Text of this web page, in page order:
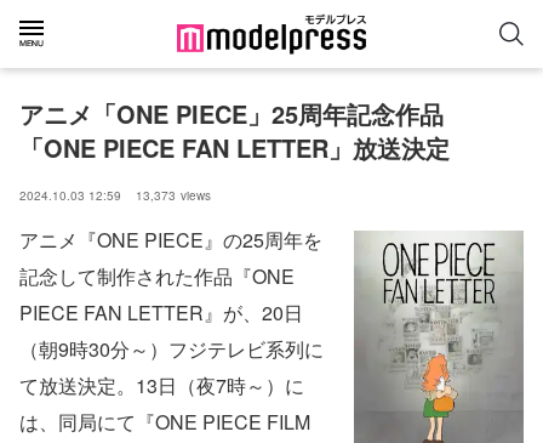
アニメ「ONE PIECE」25周年記念作品
「ONE PIECE FAN LETTER」放送決定
2024.10.03 12:59 13,373 views
アニメ『ONE PIECE』の25周年を
記念して制作された作品『ONE
PIECE FAN LETTER』が、20日
（朝9時30分～）フジテレビ系列に
て放送決定。13日（夜7時～）に
は、同局にて『ONE PIECE FILM